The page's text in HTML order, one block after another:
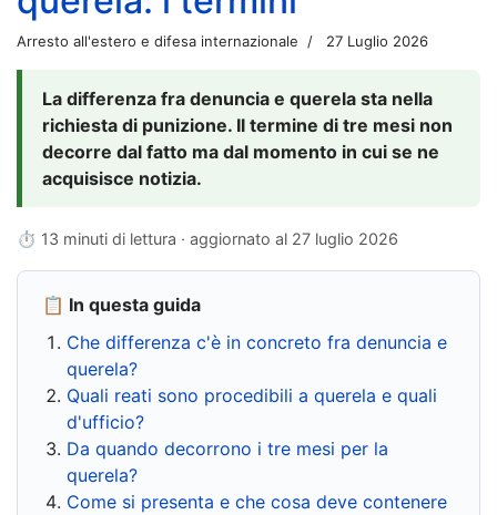
Arresto all'estero e difesa internazionale 27 Luglio 2026
La differenza fra denuncia e querela sta nella
richiesta di punizione. Il termine di tre mesi non
decorre dal fatto ma dal momento in cui se ne
acquisisce notizia.
⏱ 13 minuti di lettura · aggiornato al 27 luglio 2026
📋 In questa guida
Che differenza c'è in concreto fra denuncia e
querela?
Quali reati sono procedibili a querela e quali
d'ufficio?
Da quando decorrono i tre mesi per la
querela?
Come si presenta e che cosa deve contenere